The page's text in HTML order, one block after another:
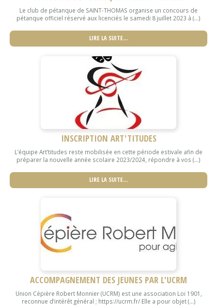
Le club de pétanque de SAINT-THOMAS organise un concours de
pétanque officiel réservé aux licenciés le samedi 8 juillet 2023 à (...)
LIRE LA SUITE…
INSCRIPTION ART'TITUDES
L’équipe Art’titudes reste mobilisée en cette période estivale afin de
préparer la nouvelle année scolaire 2023/2024, répondre à vos (...)
LIRE LA SUITE…
ACCOMPAGNEMENT DES JEUNES PAR L'UCRM
Union Cépière Robert Monnier (UCRM) est une association Loi 1901,
reconnue d’intérêt général ; https://ucrm.fr/ Elle a pour objet (...)